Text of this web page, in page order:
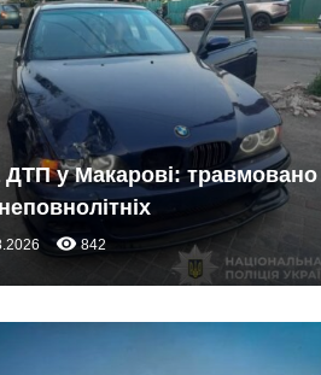
ДТП у Макарові: травмовано
remove_red_eye 842